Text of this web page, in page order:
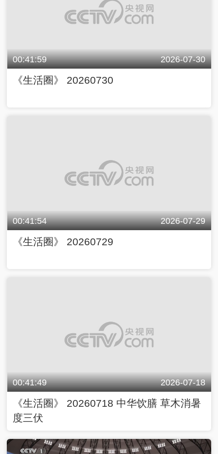
00:41:59 2026-07-30
《生活圈》 20260730
00:41:54 2026-07-29
《生活圈》 20260729
00:41:49 2026-07-18
《生活圈》 20260718 中华饮膳 草木消暑
度三伏